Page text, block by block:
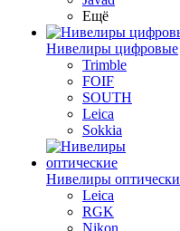
Ещё
Нивелиры цифровые
Trimble
FOIF
SOUTH
Leica
Sokkia
Нивелиры
Leica
RGK
Nikon